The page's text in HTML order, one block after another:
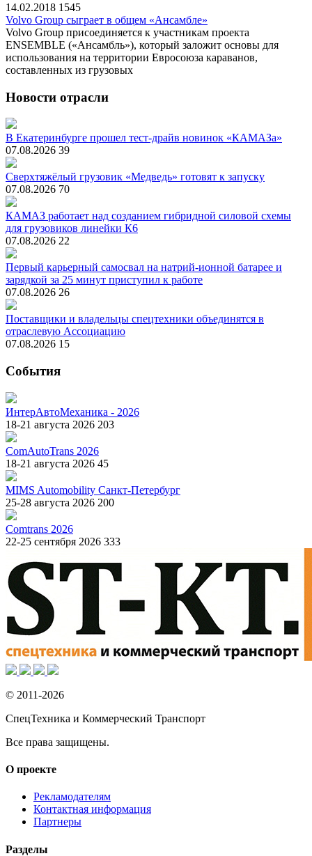
14.02.2018 1545
Volvo Group сыграет в общем «Ансамбле»
Volvo Group присоединяется к участникам проекта
ENSEMBLE («Ансамбль»), который заложит основы для
использования на территории Евросоюза караванов,
составленных из грузовых
Новости отрасли
В Екатеринбурге прошел тест-драйв новинок «КАМАЗа»
07.08.2026 39
Сверхтяжёлый грузовик «Медведь» готовят к запуску
07.08.2026 70
КАМАЗ работает над созданием гибридной силовой схемы
для грузовиков линейки К6
07.08.2026 22
Первый карьерный самосвал на натрий-ионной батарее и
зарядкой за 25 минут приступил к работе
07.08.2026 26
Поставщики и владельцы спецтехники объединятся в
отраслевую Ассоциацию
07.08.2026 15
События
ИнтерАвтоМеханика - 2026
18-21 августа 2026 203
ComAutoTrans 2026
18-21 августа 2026 45
MIMS Automobility Санкт-Петербург
25-28 августа 2026 200
Comtrans 2026
22-25 сентября 2026 333
© 2011-2026
СпецТехника и Коммерческий Транспорт
Все права защищены.
О проекте
Рекламодателям
Контактная информация
Партнеры
Разделы